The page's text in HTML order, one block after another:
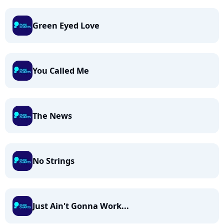
Green Eyed Love
You Called Me
The News
No Strings
Just Ain't Gonna Work...